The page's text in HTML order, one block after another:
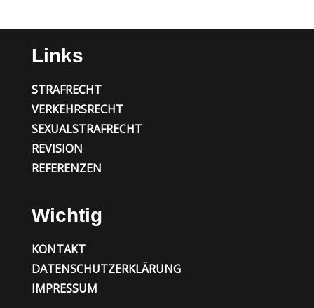
Links
STRAFRECHT
VERKEHRSRECHT
SEXUALSTRAFRECHT
REVISION
REFERENZEN
Wichtig
KONTAKT
DATENSCHUTZERKLÄRUNG
IMPRESSUM